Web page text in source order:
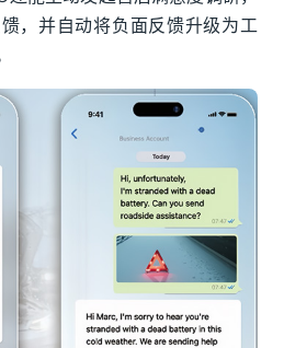
，并自动将负面反馈升级为工